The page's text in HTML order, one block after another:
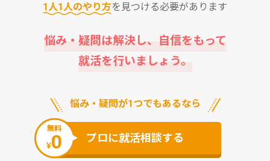
1⼈1⼈のやり⽅を⾒つける必要があります
悩み・疑問は解決し、⾃信をもって
就活を⾏いましょう。
悩み・疑問が1つでもあるなら
無料
¥0 プロに就活相談する